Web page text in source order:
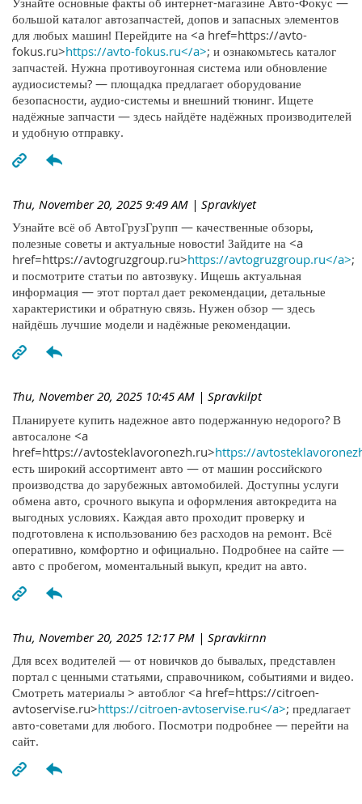
большой каталог автозапчастей, допов и запасных элементов
для любых машин! Перейдите на <a href=https://avto-
fokus.ru>https://avto-fokus.ru</a>; и ознакомьтесь каталог
запчастей. Нужна противоугонная система или обновление
аудиосистемы? — площадка предлагает оборудование
безопасности, аудио-системы и внешний тюнинг. Ищете
надёжные запчасти — здесь найдёте надёжных производителей
и удобную отправку.
Thu, November 20, 2025 9:49 AM | Spravkiyet
Узнайте всё об АвтоГрузГрупп — качественные обзоры,
полезные советы и актуальные новости! Зайдите на <a
href=https://avtogruzgroup.ru>https://avtogruzgroup.ru</a>;
и посмотрите статьи по автозвуку. Ищешь актуальная
информация — этот портал дает рекомендации, детальные
характеристики и обратную связь. Нужен обзор — здесь
найдёшь лучшие модели и надёжные рекомендации.
Thu, November 20, 2025 10:45 AM | Spravkilpt
Планируете купить надежное авто подержанную недорого? В
автосалоне <a
href=https://avtosteklavoronezh.ru>https://
есть широкий ассортимент авто — от машин российского
производства до зарубежных автомобилей. Доступны услуги
обмена авто, срочного выкупа и оформления автокредита на
выгодных условиях. Каждая авто проходит проверку и
подготовлена к использованию без расходов на ремонт. Всё
оперативно, комфортно и официально. Подробнее на сайте —
авто с пробегом, моментальный выкуп, кредит на авто.
Thu, November 20, 2025 12:17 PM | Spravkirnn
Для всех водителей — от новичков до бывалых, представлен
портал с ценными статьями, справочником, событиями и видео.
Смотреть материалы > автоблог <a href=https://citroen-
avtoservise.ru>https://citroen-avtoservise.ru</a>; предлагает
авто-советами для любого. Посмотри подробнее — перейти на
сайт.